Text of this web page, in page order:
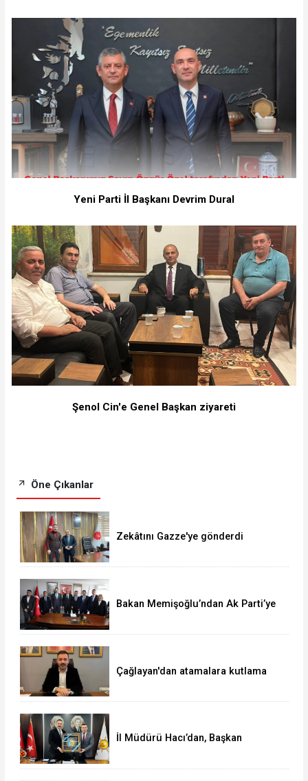
Yeni Parti İl Başkanı Devrim Dural
Şenol Cin'e Genel Başkan ziyareti
Öne Çıkanlar
Zekâtını Gazze'ye gönderdi
Bakan Memişoğlu’ndan Ak Parti’ye
Çağlayan'dan atamalara kutlama
İl Müdürü Hacı’dan, Başkan